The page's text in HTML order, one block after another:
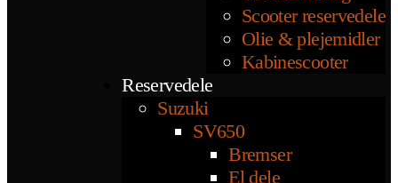
Scooter reservedele
Olie & plejemidler
Kabinescooter
Reservedele
Suzuki
SV650
Bremser
El dele